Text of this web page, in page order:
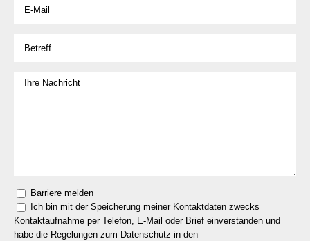
Barriere melden
Ich bin mit der Speicherung meiner Kontaktdaten zwecks
Kontaktaufnahme per Telefon, E-Mail oder Brief einverstanden und
habe die Regelungen zum Datenschutz in den